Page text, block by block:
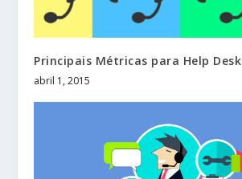
Principais Métricas para Help Desk
abril 1, 2015